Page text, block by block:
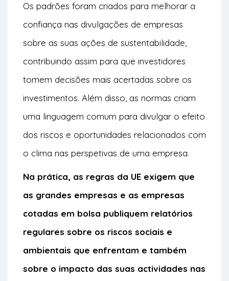
Os padrões foram criados para melhorar a
confiança nas divulgações de empresas
sobre as suas ações de sustentabilidade,
contribuindo assim para que investidores
tomem decisões mais acertadas sobre os
investimentos. Além disso, as normas criam
uma linguagem comum para divulgar o efeito
dos riscos e oportunidades relacionados com
o clima nas perspetivas de uma empresa.
Na prática, as regras da UE exigem que
as grandes empresas e as empresas
cotadas em bolsa publiquem relatórios
regulares sobre os riscos sociais e
ambientais que enfrentam e também
sobre o impacto das suas actividades nas